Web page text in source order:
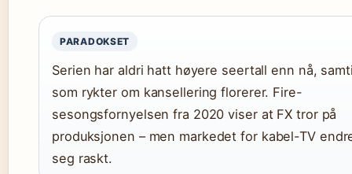
PARADOKSET
Serien har aldri hatt høyere seertall enn nå,
som rykter om kansellering florerer. Fire-
sesongsfornyelsen fra 2020 viser at FX tror på
produksjonen – men markedet for kabel-TV
seg raskt.